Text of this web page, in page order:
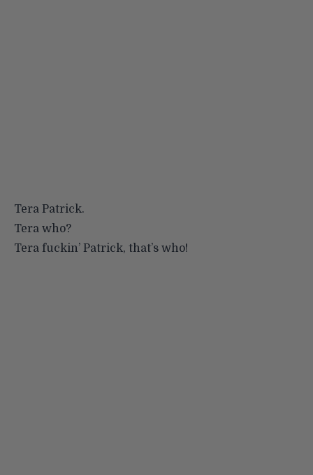
Tera Patrick.
Tera who?
Tera fuckin’ Patrick, that’s who!